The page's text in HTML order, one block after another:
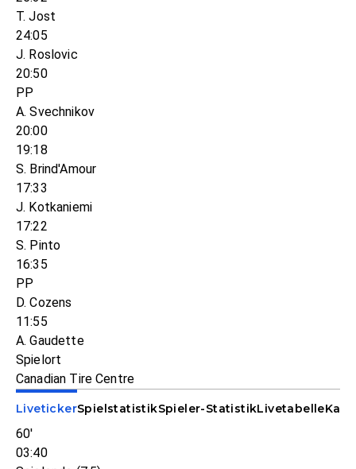
T. Jost
24:05
J. Roslovic
20:50
PP
A. Svechnikov
20:00
19:18
S. Brind'Amour
17:33
J. Kotkaniemi
17:22
S. Pinto
16:35
PP
D. Cozens
11:55
A. Gaudette
Spielort
Canadian Tire Centre
LivetickerSpielstatistikSpieler-StatistikLivetabelle
60'
03:40